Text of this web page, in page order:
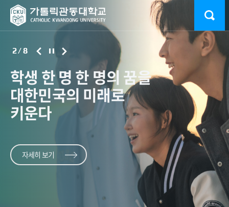
자세히 보기
학생 한 명 한 명의 꿈을
대한민국의 미래로
키운다
자세히 보기
“첫 학기의 설렘,
아름다운
추억으로”감동과 아쉬움
교육부 ‘고교교육
기여대학
지원사업’A등급 획득
교육부와 한국대학교육협의회가 21일 발표한‘2026년
고교교육 기여대학 지원사업’ 연차평가 결과에서 A등급을
획득했다.
2026 대동제 ‘드림랜드’
성황리 폐막
가톨릭관동대 학우들의 열정
사흘간의 축제 빗속에서
자세히 보기
가톨릭관동대학교
컬링부 국가대표 배출
스포츠지도학전공 3학년 김학준 선수, 창단 2년 만에
자세히 보기
사범대 '특급
새내기'황의찬의 불굴의
완주
UCI MTB 월드시리즈 XCO 국가대표급 투혼
자세히 보기
학생 한 명 한 명의 꿈을
대한민국의 미래로
키운다
자세히 보기
2/8